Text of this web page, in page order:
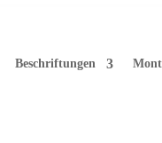
Beschriftungen